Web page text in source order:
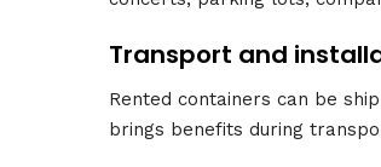
Transport and
Rented containers can be
brings benefits during